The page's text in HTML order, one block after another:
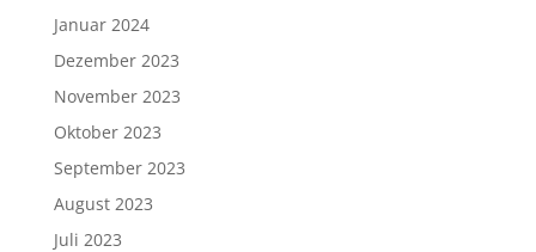
Januar 2024
Dezember 2023
November 2023
Oktober 2023
September 2023
August 2023
Juli 2023